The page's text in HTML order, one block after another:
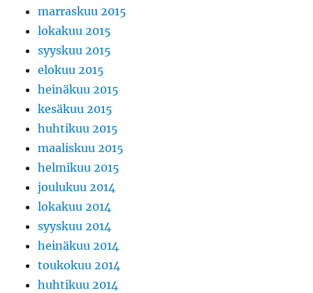
marraskuu 2015
lokakuu 2015
syyskuu 2015
elokuu 2015
heinäkuu 2015
kesäkuu 2015
huhtikuu 2015
maaliskuu 2015
helmikuu 2015
joulukuu 2014
lokakuu 2014
syyskuu 2014
heinäkuu 2014
toukokuu 2014
huhtikuu 2014